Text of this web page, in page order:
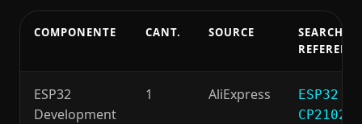
COMPONENTE CANT. SOURCE
SEARCH /
ESP32
Development
1 AliExpress
ESP32
CP2102